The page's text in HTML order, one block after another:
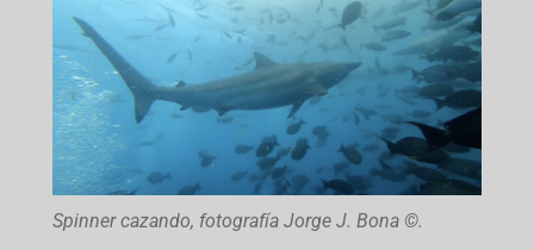
Spinner cazando, fotografía Jorge J. Bona ©.